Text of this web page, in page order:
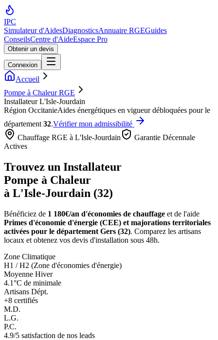
IPC
Simulateur d'AidesDiagnosticsAnnuaire RGEGuides
ConseilsCentre d'AideEspace Pro
Obtenir un devis
Connexion
Accueil
Pompe à Chaleur RGE
Installateur L'Isle-Jourdain
Région OccitanieAides énergétiques en vigueur débloquées pour le
département 32.Vérifier mon admissibilité
Chauffage RGE à L'Isle-Jourdain
Garantie Décennale
Actives
Trouvez un Installateur
Pompe à Chaleur
à L'Isle-Jourdain (32)
Bénéficiez de 1 180€/an d'économies de chauffage et de l'aide
Primes d'économie d'énergie (CEE) et majorations territoriales
activées pour le département Gers (32). Comparez les artisans
locaux et obtenez vos devis d'installation sous 48h.
Zone Climatique
H1 / H2 (Zone d'économies d'énergie)
Moyenne Hiver
4.1°C de minimale
Artisans Dépt.
+8 certifiés
M.D.
L.G.
P.C.
4.9/5 satisfaction de nos leads